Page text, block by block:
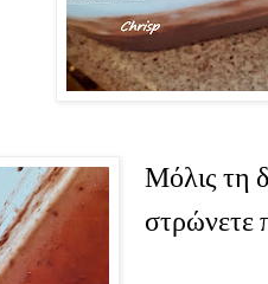
Μόλις τη
στρώνετε